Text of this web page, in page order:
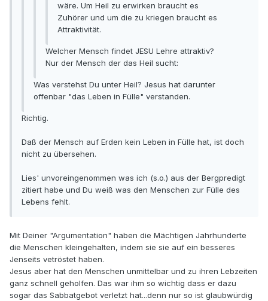
wäre. Um Heil zu erwirken braucht es
Zuhörer und um die zu kriegen braucht es
Attraktivität.
Welcher Mensch findet JESU Lehre attraktiv?
Nur der Mensch der das Heil sucht:
Was verstehst Du unter Heil? Jesus hat darunter
offenbar "das Leben in Fülle" verstanden.
Richtig.
Daß der Mensch auf Erden kein Leben in Fülle hat, ist doch
nicht zu übersehen.
Lies' unvoreingenommen was ich (s.o.) aus der Bergpredigt
zitiert habe und Du weiß was den Menschen zur Fülle des
Lebens fehlt.
Mit Deiner "Argumentation" haben die Mächtigen Jahrhunderte
die Menschen kleingehalten, indem sie sie auf ein besseres
Jenseits vetröstet haben.
Jesus aber hat den Menschen unmittelbar und zu ihren Lebzeiten
ganz schnell geholfen. Das war ihm so wichtig dass er dazu
sogar das Sabbatgebot verletzt hat...denn nur so ist glaubwürdig